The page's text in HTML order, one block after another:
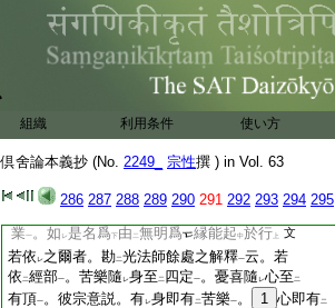
組織 利用条件 使い方
倶舍論本義抄 (No. 2249_ 宗性撰 ) in Vol. 63
286 287 288 289 290 291 292 293 294 295
二 二
行 文 光法師釋 二前文判一 。從 此三
生
。謂由二 欲界苦逼惱一故。有 於二 樂受一發
生欲界愛 。或有 於 色界初･二･三定樂･第四
生色界愛上 。或有下唯於 二無色界
。述二後文一云。衆
生爲 自受 樂及非苦樂一 故。造
作身･語･意
當樂 故造 諸福業 。爲レ 受 當來色界下三定
樂及四定以上非苦樂 故造 不動業 。爲 受
欲界現在世中五欲樂 故造
作殺等諸非福
業一。如 レ 是名爲下由 二無明爲 縁能起中於行 上 文
若依 レ之爾者。勘二光法師餘處之解釋一云。若
依 二經部一。苦樂隨 レ身至 二 四定一。憂喜隨 レ心至 二
有頂一。彼宗意説。有レ身即有二苦樂一。 1 心即有二